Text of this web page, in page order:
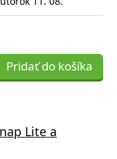
Pridať do košíka
Lite a